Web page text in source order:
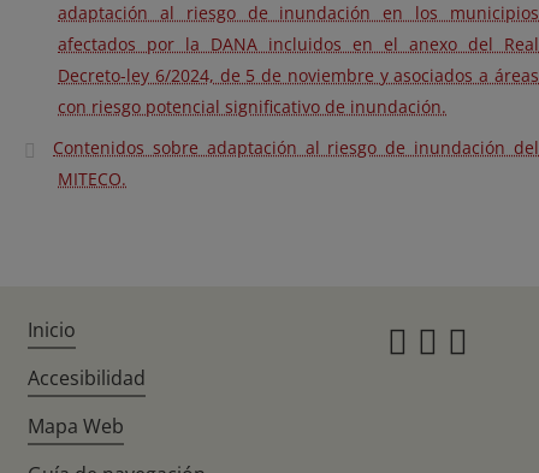
adaptación al riesgo de inundación en los municipios
afectados por la DANA incluidos en el anexo del Real
Decreto-ley 6/2024, de 5 de noviembre y asociados a áreas
con riesgo potencial significativo de inundación.
Contenidos sobre adaptación al riesgo de inundación del
MITECO.
Inicio
Accesibilidad
Mapa Web